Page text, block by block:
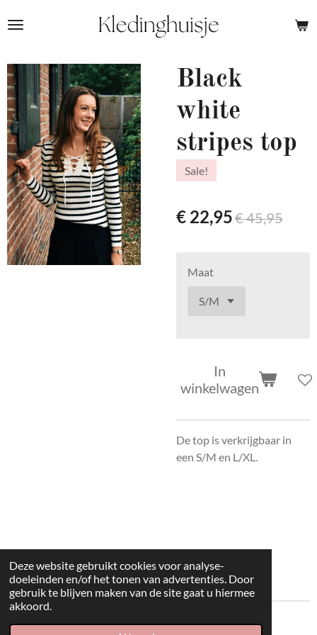
Deze website gebruikt cookies voor analyse-
doeleinden en/of het tonen van advertenties. Door
gebruik te blijven maken van de site gaat u hiermee
akkoord.
direct
de
hoofdinhoud
Black
white
stripes top
Sale!
€ 22,95€ 45,95
Maat
In
winkelwagen
De top is verkrijgbaar in
een S/M en L/XL.
© 2022 kleding huisje